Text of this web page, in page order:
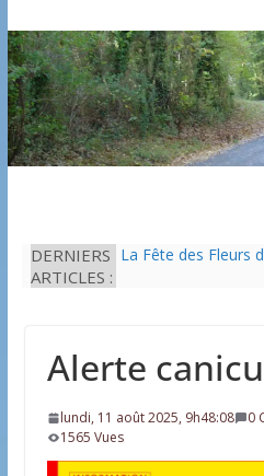
DERNIERS
ARTICLES :
La Fête des Fleurs
annonce de
Il est interdit de
partir du 7 juin
Une solution
Alerte
lundi, 11 août 2025, 9h48:08
0
1565 Vues